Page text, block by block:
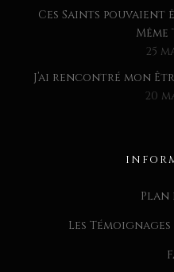
Ces Saints
Même
25
J’ai rencontré mon
20
Plan
Les